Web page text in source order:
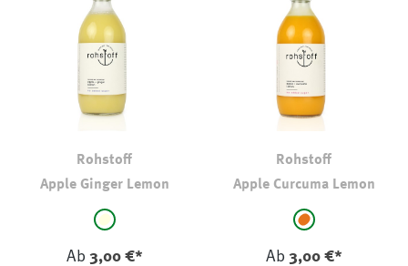
Rohstoff
Apple Ginger Lemon
auswählen
hellgelb
Ab 3,00 €*
Rohstoff
Apple Curcuma Lemon
auswählen
orange
Ab 3,00 €*